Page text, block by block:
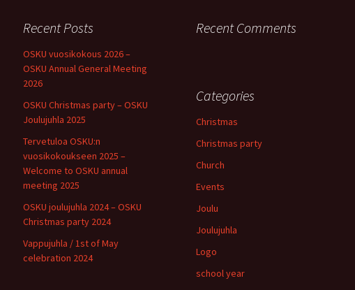
Recent Posts
OSKU vuosikokous 2026 –
OSKU Annual General Meeting
2026
OSKU Christmas party – OSKU
Joulujuhla 2025
Tervetuloa OSKU:n
vuosikokoukseen 2025 –
Welcome to OSKU annual
meeting 2025
OSKU joulujuhla 2024 – OSKU
Christmas party 2024
Vappujuhla / 1st of May
celebration 2024
Recent Comments
Categories
Christmas
Christmas party
Church
Events
Joulu
Joulujuhla
Logo
school year